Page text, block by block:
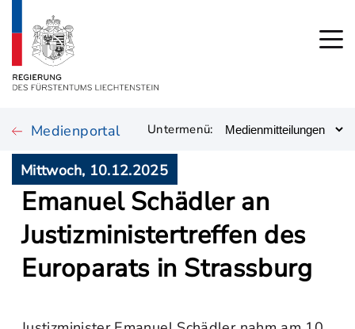
Medienportal Untermenü:
Mittwoch, 10.12.2025
Emanuel Schädler an
Justizministertreffen des
Europarats in Strassburg